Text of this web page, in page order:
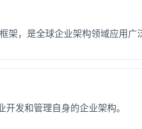
，是全球企业架构领域应用广
发和管理自身的企业架构。